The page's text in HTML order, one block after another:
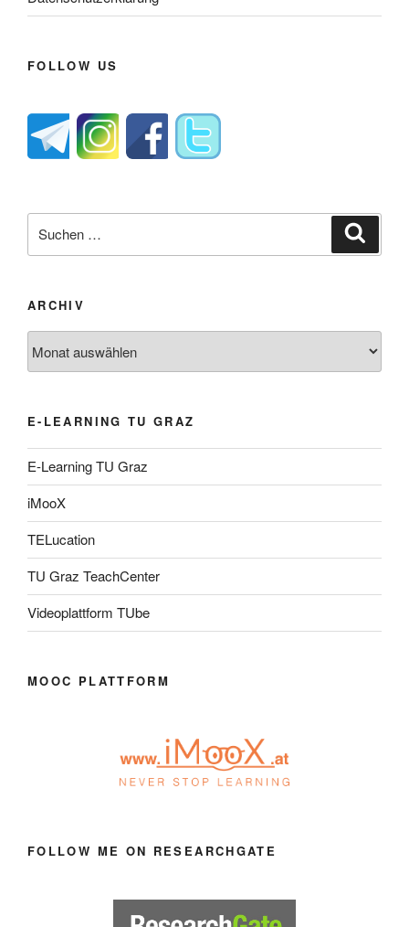
FOLLOW US
nach:
ARCHIV
E-LEARNING TU GRAZ
E-Learning TU Graz
iMooX
TELucation
TU Graz TeachCenter
Videoplattform TUbe
MOOC PLATTFORM
FOLLOW ME ON RESEARCHGATE